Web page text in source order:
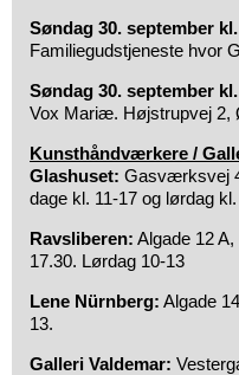
Søndag 30. september
Familiegudstjeneste hvor
Søndag 30. september
Vox Mariæ. Højstrupvej 2,
Kunsthåndværkere /
Glashuset: Gasværksvej
dage kl. 11-17 og lørdag kl.
Ravsliberen: Algade 12
17.30. Lørdag 10-13
Lene Nürnberg: Algade
13.
Galleri Valdemar: